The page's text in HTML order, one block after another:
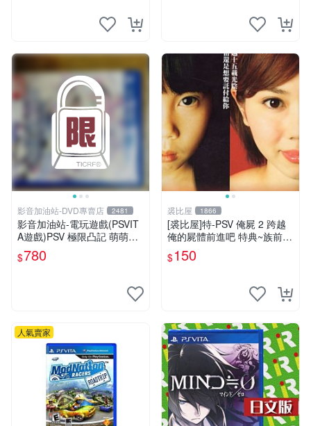
影音加油站-DVD專賣店 2481
影音加油站-電玩遊戲(PSVIT
A遊戲)PSV 極限凸記 萌萌編
年史 /日文亞版
$780
裘比屋 1866
[裘比屋]特-PSV 俺屍 2 跨越
俺的屍體前進吧 特典~族前傳
漫畫特輯(約82頁) 616
$150
人氣賣家